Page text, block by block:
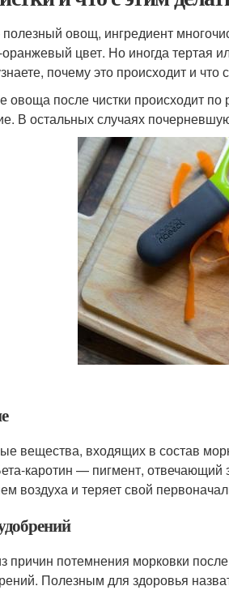
овощ, ингредиент
цвет. Но иногда тертая
почему это происходит и что
овоща после чистки происходит
В остальных случаях
вещества, входящих в состав
каротин — пигмент,
воздуха и теряет свой
причин потемнения морковки
Полезным для здоровья